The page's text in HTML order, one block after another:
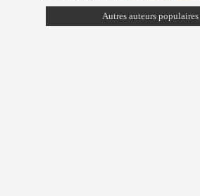
Autres auteurs populaires